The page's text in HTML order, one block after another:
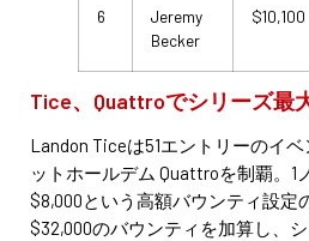
6
Jeremy
Becker
$10,100
Tice、Quattroでシリーズ最
Landon Ticeは51エントリーのイ
ットホールデム Quattroを制覇。1
$8,000という高額バウンティ設定
$32,000のバウンティを加算し、